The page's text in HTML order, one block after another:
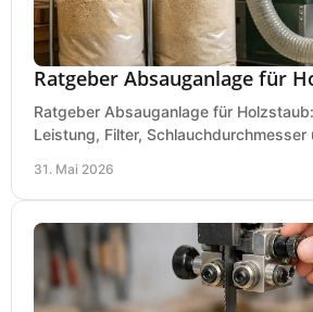
Ratgeber Absauganlage für
Ratgeber Absauganlage für
Leistung, Filter,
31. Mai 2026